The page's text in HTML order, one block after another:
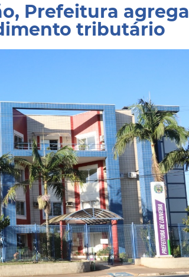
Prefeitura agrega
tributário